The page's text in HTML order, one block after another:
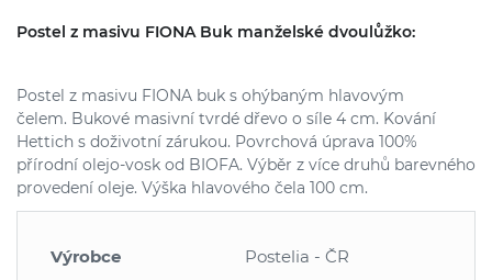
Postel z masivu FIONA Buk manželské dvoulůžko:
Postel z masivu FIONA buk s ohýbaným hlavovým
čelem. Bukové masivní tvrdé dřevo o síle 4 cm. Kování
Hettich s doživotní zárukou. Povrchová úprava 100%
přírodní olejo-vosk od BIOFA. Výběr z více druhů barevného
provedení oleje. Výška hlavového čela 100 cm.
Výrobce
Postelia - ČR